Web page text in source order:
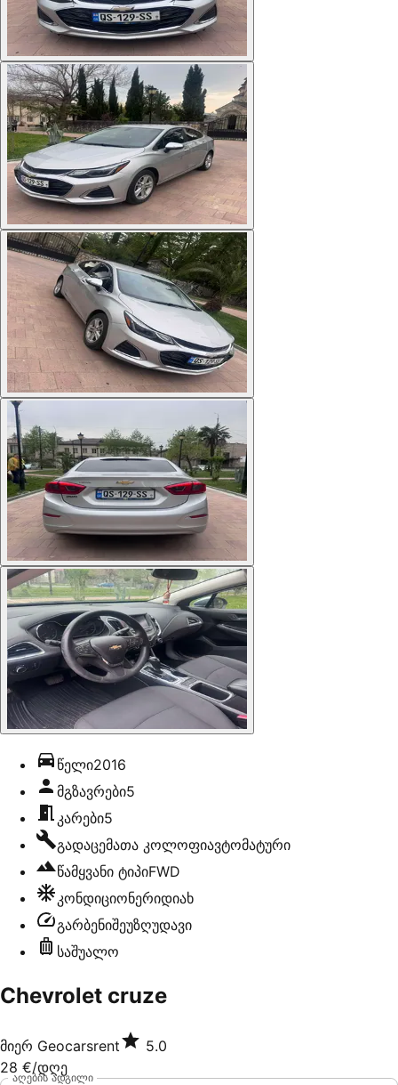
წელი2016
მგზავრები5
კარები5
გადაცემათა კოლოფიავტომატური
წამყვანი ტიპიFWD
კონდიციონერიდიახ
გარბენიშეუზღუდავი
საშუალო
Chevrolet cruze
მიერ Geocarsrent
5.0
28 €/დღე
აღების ადგილი